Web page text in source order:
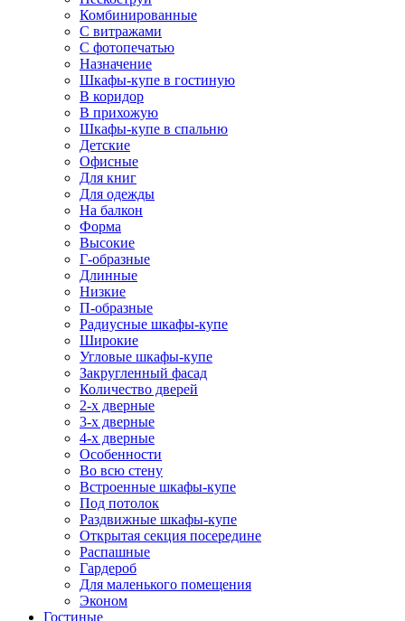
Комбинированные
С витражами
С фотопечатью
Назначение
Шкафы-купе в гостиную
В коридор
В прихожую
Шкафы-купе в спальню
Детские
Офисные
Для книг
Для одежды
На балкон
Форма
Высокие
Г-образные
Длинные
Низкие
П-образные
Радиусные шкафы-купе
Широкие
Угловые шкафы-купе
Закругленный фасад
Количество дверей
2-х дверные
3-х дверные
4-х дверные
Особенности
Во всю стену
Встроенные шкафы-купе
Под потолок
Раздвижные шкафы-купе
Открытая секция посередине
Распашные
Гардероб
Для маленького помещения
Эконом
Гостиные